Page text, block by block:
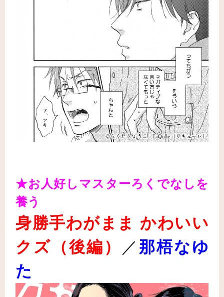
★お人好しマスターろくでなしを
養う
身勝手わがまま かわいい
クズ（後編）
／ 那梧なゆ
た